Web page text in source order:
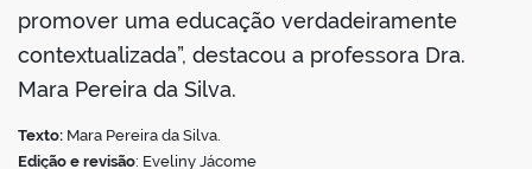
promover uma educação verdadeiramente
contextualizada”, destacou a professora Dra.
Mara Pereira da Silva.
Texto: Mara Pereira da Silva.
Edição e revisão: Eveliny Jácome